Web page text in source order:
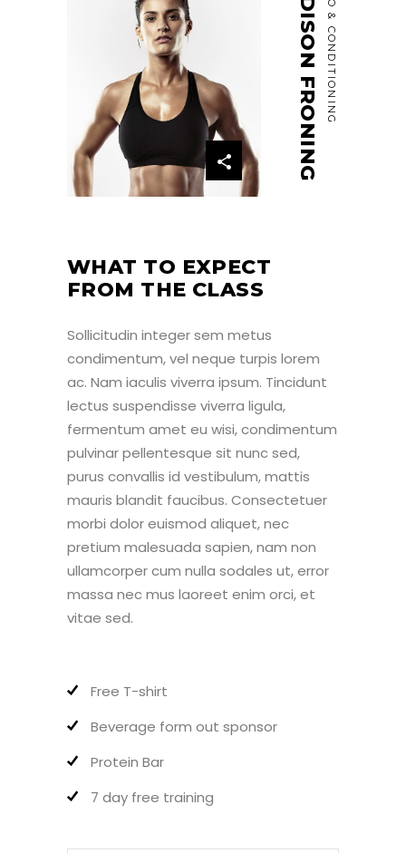
CARDIO & CONDITIONING
MADISON FRONING
WHAT TO EXPECT
FROM THE CLASS
Sollicitudin integer sem metus
condimentum, vel neque turpis lorem
ac. Nam iaculis viverra ipsum. Tincidunt
lectus suspendisse viverra ligula,
fermentum amet eu wisi, condimentum
pulvinar pellentesque sit nunc sed,
purus convallis id vestibulum, mattis
mauris blandit faucibus. Consectetuer
morbi dolor euismod aliquet, nec
pretium malesuada sapien, nam non
ullamcorper cum nulla sodales ut, error
massa nec mus laoreet enim orci, et
vitae sed.
Free T-shirt
Beverage form out sponsor
Protein Bar
7 day free training